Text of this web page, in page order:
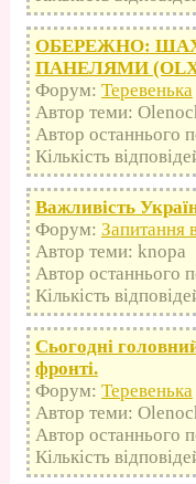
ОБЕРЕЖНО:
ПАНЕЛЯМИ
Форум: Теревенька
Автор теми:
Автор останнього
Кількість
Важливість
Форум: Запитання
Автор теми: knopa
Автор останнього
Кількість
Сьогодні
фронті.
Форум: Теревенька
Автор теми:
Автор останнього
Кількість